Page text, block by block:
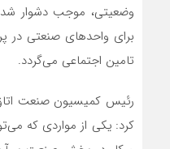
وضعیتی، موجب دشوار
برای واحدهای صنعتی در
تامین اجتماعی می‌گردد.
رئیس کمیسیون صنعت
کرد: یکی از مواردی که